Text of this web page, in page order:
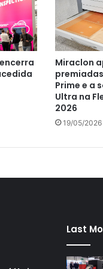
Miraclon
premiadas
Prime e a
Ultra na
2026
19/05/2026
Last